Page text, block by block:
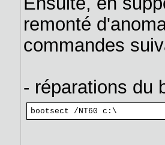
remonté
commandes
- réparations du
bootsect /NT60 c:\